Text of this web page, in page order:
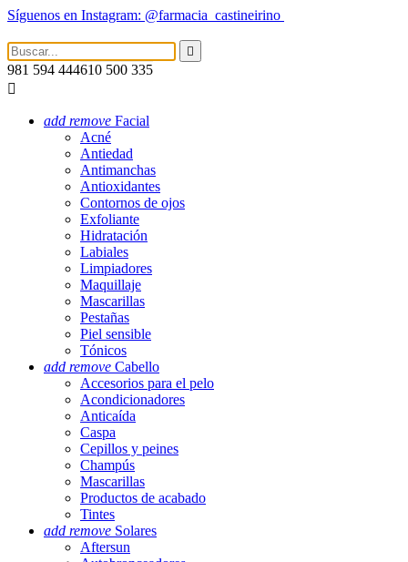
Síguenos en Instagram: @farmacia_castineirino

981 594 444610 500 335

add remove Facial
Acné
Antiedad
Antimanchas
Antioxidantes
Contornos de ojos
Exfoliante
Hidratación
Labiales
Limpiadores
Maquillaje
Mascarillas
Pestañas
Piel sensible
Tónicos
add remove Cabello
Accesorios para el pelo
Acondicionadores
Anticaída
Caspa
Cepillos y peines
Champús
Mascarillas
Productos de acabado
Tintes
add remove Solares
Aftersun